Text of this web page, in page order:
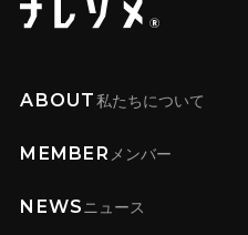
ABOUT私たちについて
MEMBER メンバー
NEWS ニュース